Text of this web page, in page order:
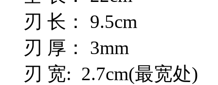
刃 长： 9.5cm
刃 厚： 3mm
刃 宽: 2.7cm(最宽处)